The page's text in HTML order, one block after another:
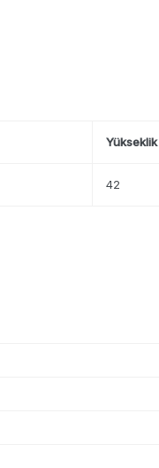
Yükseklik
42